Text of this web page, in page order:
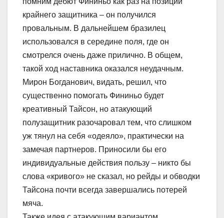
крайнего защитника – он получился
провальным. В дальнейшем бразилец
использовался в середине поля, где он
смотрелся очень даже прилично. В общем,
такой ход наставника оказался неудачным.
Мирон Богданович, видать, решил, что
существенно помогать Фининьо будет
креативный Тайсон, но атакующий
полузащитник разочаровал тем, что слишком
уж тянул на себя «одеяло», практически на
замечая партнеров. Приносили бы его
индивидуальные действия пользу – никто бы
слова «кривого» не сказал, но рейды и обводки
Тайсона почти всегда завершались потерей
мяча.